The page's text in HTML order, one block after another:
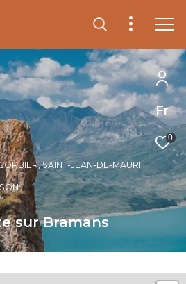
Fr
0
SAINT-JEAN-DE-MAURI
sur Bramans